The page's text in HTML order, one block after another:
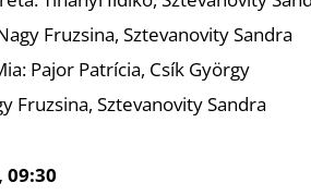
Fruzsina, Sztevanovity Sandra
Pajor Patrícia, Csík György
Fruzsina, Sztevanovity Sandra
09:30